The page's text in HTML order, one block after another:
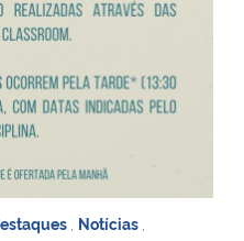
Humanos
Notícias